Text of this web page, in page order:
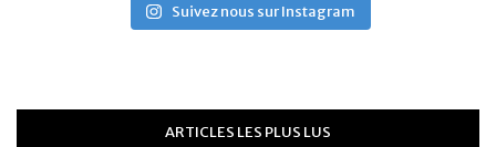
Suivez nous sur Instagram
ARTICLES LES PLUS LUS